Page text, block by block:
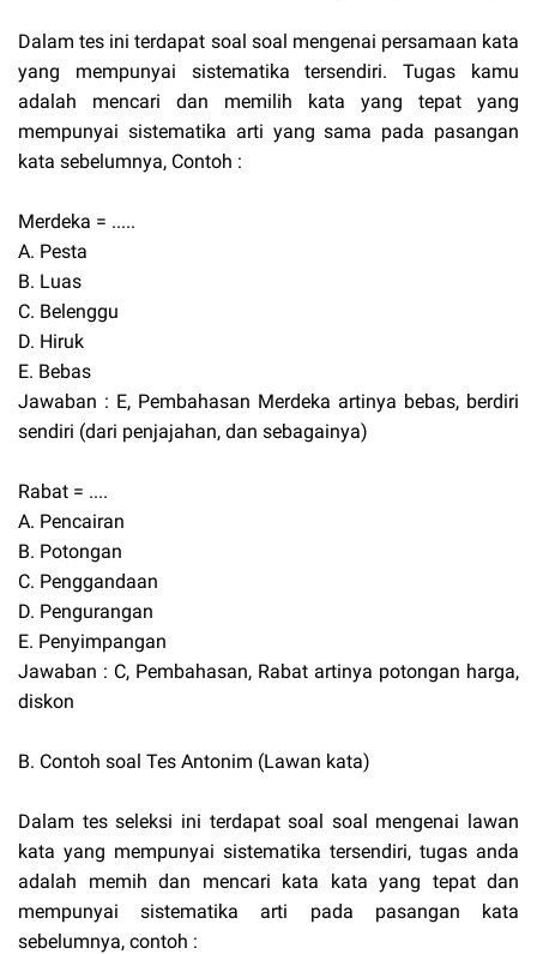
Dalam tes ini terdapat soal soal mengenai persamaan kata
yang mempunyai sistematika tersendiri. Tugas kamu
adalah mencari dan memilih kata yang tepat yang
mempunyai sistematika arti yang sama pada pasangan
kata sebelumnya, Contoh :
Merdeka = .....
A. Pesta
B. Luas
C. Belenggu
D. Hiruk
E. Bebas
Jawaban : E, Pembahasan Merdeka artinya bebas, berdiri
sendiri (dari penjajahan, dan sebagainya)
Rabat = ....
A. Pencairan
B. Potongan
C. Penggandaan
D. Pengurangan
E. Penyimpangan
Jawaban : C, Pembahasan, Rabat artinya potongan harga,
diskon
B. Contoh soal Tes Antonim (Lawan kata)
Dalam tes seleksi ini terdapat soal soal mengenai lawan
kata yang mempunyai sistematika tersendiri, tugas anda
adalah memih dan mencari kata kata yang tepat dan
mempunyai sistematika arti pada pasangan kata
sebelumnya, contoh :